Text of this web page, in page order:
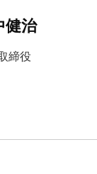
健治
締役